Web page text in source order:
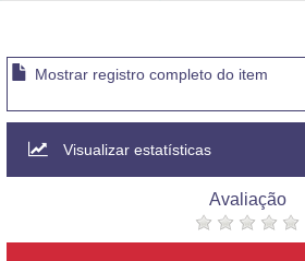
Mostrar registro completo do item
Visualizar estatísticas
Avaliação